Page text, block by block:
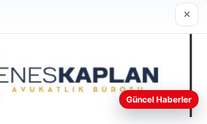
daha iyi anlayabilmek,
ve geliştirmek amacıyla çerezler
×
Güncel Haberler